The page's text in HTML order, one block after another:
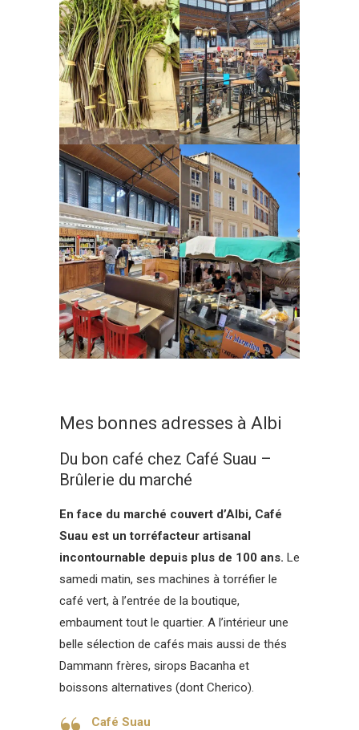
Mes bonnes adresses à Albi
Du bon café chez Café Suau –
Brûlerie du marché
En face du marché couvert d’Albi, Café
Suau est un torréfacteur artisanal
incontournable depuis plus de 100 ans. Le
samedi matin, ses machines à torréfier le
café vert, à l’entrée de la boutique,
embaument tout le quartier. A l’intérieur une
belle sélection de cafés mais aussi de thés
Dammann frères, sirops Bacanha et
boissons alternatives (dont Cherico).
Café Suau